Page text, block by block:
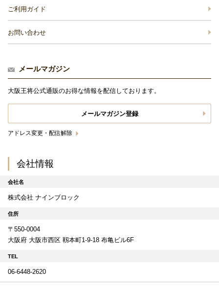
ご利用ガイド
お問い合わせ
メールマガジン
大阪王将公式通販のお得な情報を配信しております。
メールマガジン登録
アドレス変更・配信解除
会社情報
会社名
株式会社 ナインブロック
住所
〒550-0004
大阪府 大阪市西区 靱本町1-9-18 布亀ビル6F
TEL
06-6448-2620